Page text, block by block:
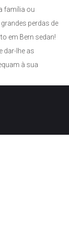
família ou
perdas de
em Bern sedan!
dar-lhe as
à sua